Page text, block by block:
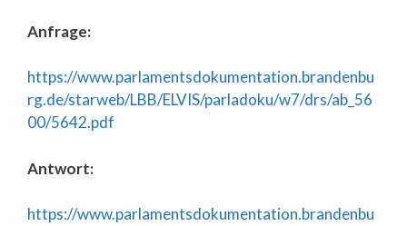
Anfrage:
https://www.parlamentsdokumentation.brandenbu
rg.de/starweb/LBB/ELVIS/parladoku/w7/drs/ab_56
00/5642.pdf
Antwort:
https://www.parlamentsdokumentation.brandenbu